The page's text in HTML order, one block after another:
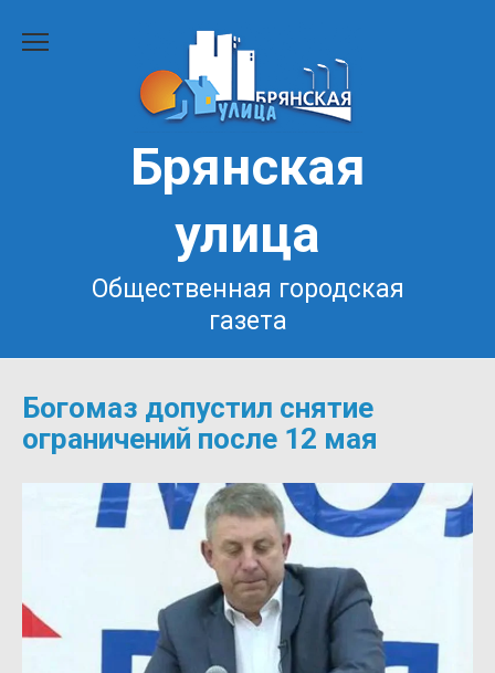
Брянская
улица
Общественная городская
газета
Богомаз допустил снятие
ограничений после 12 мая